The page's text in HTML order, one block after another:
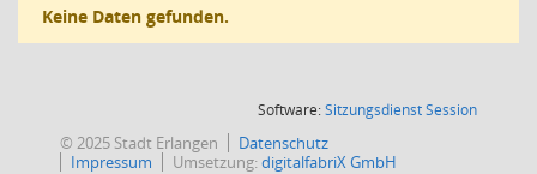
Keine Daten gefunden.
Software:SitzungsdienstSession(Wird in
© 2025 Stadt Erlangen
Datenschutz
Impressum
Umsetzung:digitalfabriX GmbH